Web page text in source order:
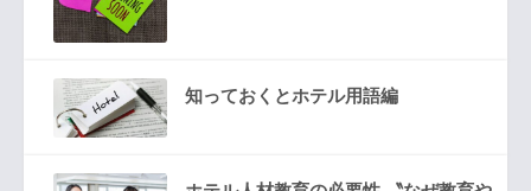
知っておくとホテル用語編